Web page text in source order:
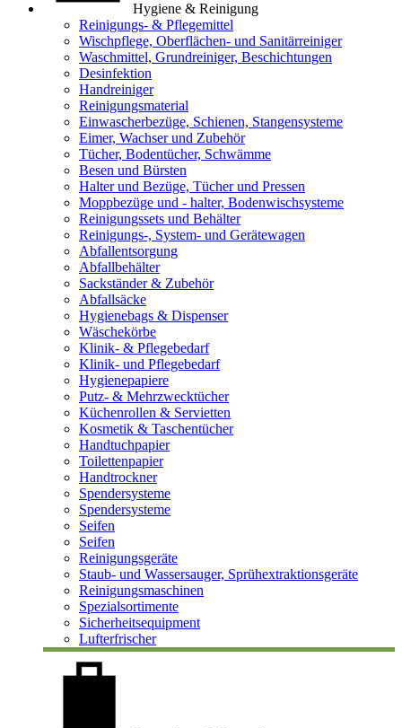
Hygiene & Reinigung
Reinigungs- & Pflegemittel
Wischpflege, Oberflächen- und Sanitärreiniger
Waschmittel, Grundreiniger, Beschichtungen
Desinfektion
Handreiniger
Reinigungsmaterial
Einwascherbezüge, Schienen, Stangensysteme
Eimer, Wachser und Zubehör
Tücher, Bodentücher, Schwämme
Besen und Bürsten
Halter und Bezüge, Tücher und Pressen
Moppbezüge und - halter, Bodenwischsysteme
Reinigungssets und Behälter
Reinigungs-, System- und Gerätewagen
Abfallentsorgung
Abfallbehälter
Sackständer & Zubehör
Abfallsäcke
Hygienebags & Dispenser
Wäschekörbe
Klinik- & Pflegebedarf
Klinik- und Pflegebedarf
Hygienepapiere
Putz- & Mehrzwecktücher
Küchenrollen & Servietten
Kosmetik & Taschentücher
Handtuchpapier
Toilettenpapier
Handtrockner
Spendersysteme
Spendersysteme
Seifen
Seifen
Reinigungsgeräte
Staub- und Wassersauger, Sprühextraktionsgeräte
Reinigungsmaschinen
Spezialsortimente
Sicherheitsequipment
Lufterfrischer